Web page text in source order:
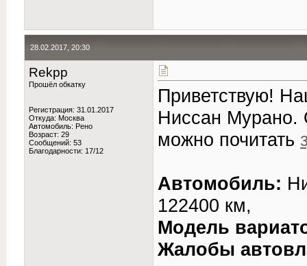
28.02.2017, 20:30
Rekpp
Прошёл обкатку
Регистрация: 31.01.2017
Откуда: Москва
Автомобиль: Рено
Возраст: 29
Сообщений: 53
Благодарности: 17/12
Приветствую!
Ниссан Мурано.
можно почитать
Автомобиль:
122400 км,
Модель
Жалобы